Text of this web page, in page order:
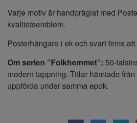
Varje motiv är handpräglat med
kvalitetsemblem.
Posterhängare i ek och svart finns
Om serien ”Folkhemmet”: 50-
modern tappning. Titlar hämtade
uppförda under samma epok.